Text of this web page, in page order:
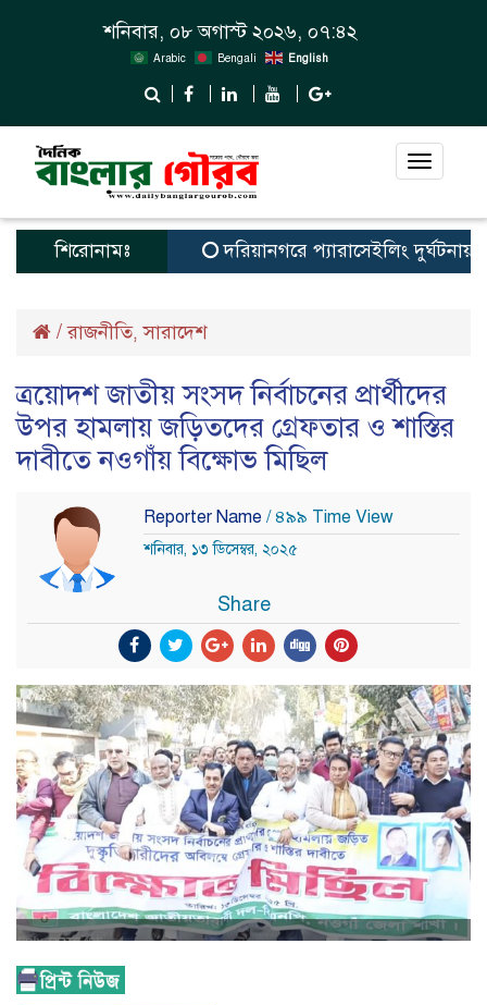
শনিবার, ০৮ অগাস্ট ২০২৬, ০৭:৪২
Arabic Bengali English
Toggle
শিরোনামঃ দরিয়ানগরে প্যারাসেইলিং দুর্ঘটনায়
/রাজনীতি,সারাদেশ
ত্রয়োদশ জাতীয় সংসদ নির্বাচনের প্রার্থীদের
উপর হামলায় জড়িতদের গ্রেফতার ও শাস্তির
দাবীতে নওগাঁয় বিক্ষোভ মিছিল
Reporter Name / ৪৯৯ Time View
শনিবার, ১৩ ডিসেম্বর, ২০২৫
Share